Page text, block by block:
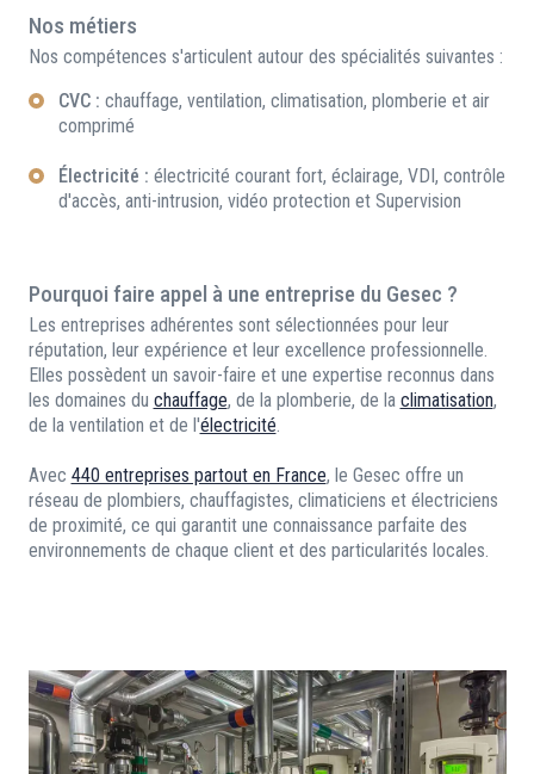
Nos métiers
Nos compétences s'articulent autour des spécialités suivantes :
CVC : chauffage, ventilation, climatisation, plomberie et air
comprimé
Électricité : électricité courant fort, éclairage, VDI, contrôle
d'accès, anti-intrusion, vidéo protection et Supervision
Pourquoi faire appel à une entreprise du Gesec ?
Les entreprises adhérentes sont sélectionnées pour leur
réputation, leur expérience et leur excellence professionnelle.
Elles possèdent un savoir-faire et une expertise reconnus dans
les domaines du chauffage, de la plomberie, de la climatisation,
de la ventilation et de l'électricité.
Avec 440 entreprises partout en France, le Gesec offre un
réseau de plombiers, chauffagistes, climaticiens et électriciens
de proximité, ce qui garantit une connaissance parfaite des
environnements de chaque client et des particularités locales.